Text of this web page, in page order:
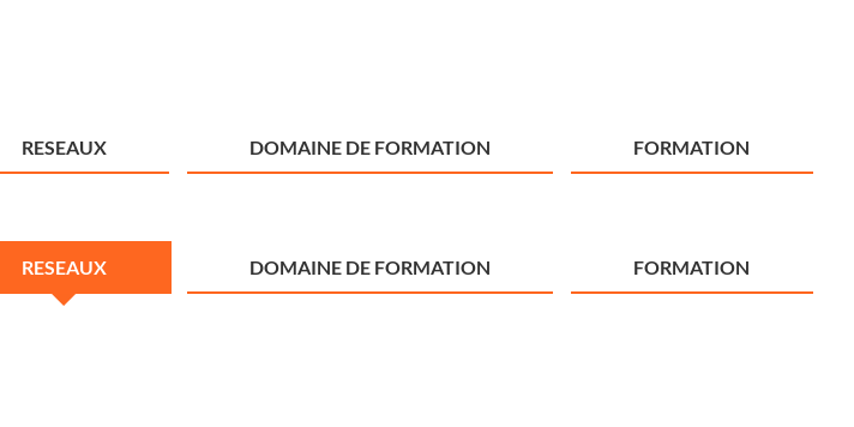
RESEAUX DOMAINE DE FORMATION FORMATION
RESEAUX DOMAINE DE FORMATION FORMATION